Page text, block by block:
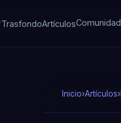
TrasfondoArtículosComunidad
Inicio›Artículos›